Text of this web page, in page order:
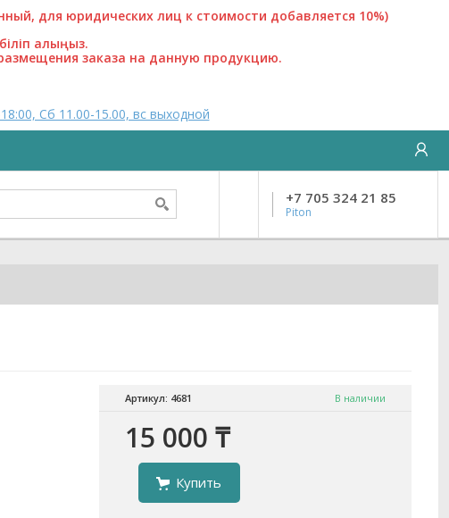
для юридических лиц к стоимости добавляется 10%)
алыңыз.
заказа на данную продукцию.
Сб 11.00-15.00, вс выходной
+7 705 324 21 85
Piton
Артикул: 4681 В наличии
15 000 ₸
Купить